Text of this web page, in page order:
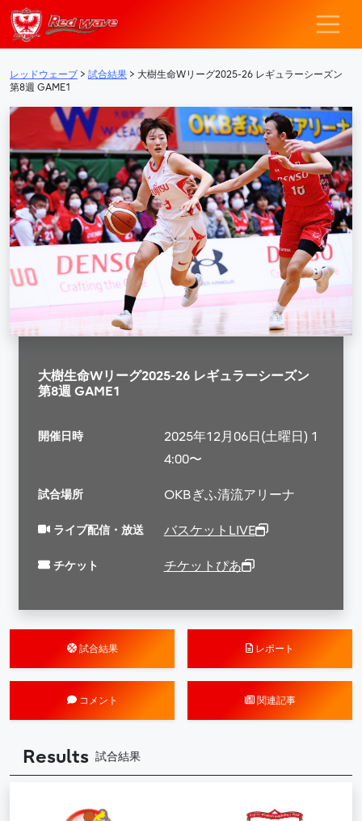
メインナビゲーション
レッドウェー
レッドウェーブ > 試合結果 > 大樹生命Wリーグ2025-26 レギュラーシーズン
第8週 GAME1
大樹生命Wリーグ2025-26 レギュラーシーズン
第8週 GAME1
開催日時
2025年12月06日(土曜日) 1
4:00〜
試合場所 OKBぎふ清流アリーナ
ライブ配信・放送 バスケットLIVE
チケット チケットぴあ
試合結果 レポート
コメント 関連記事
Results 試合結果